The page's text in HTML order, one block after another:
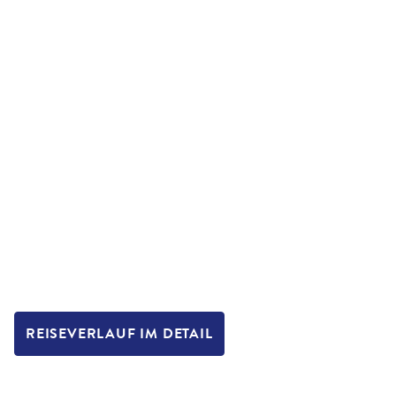
REISEVERLAUF IM DETAIL